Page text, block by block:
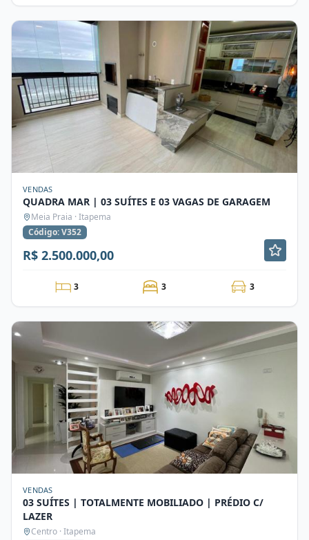
VENDAS
QUADRA MAR | 03 SUÍTES E 03 VAGAS DE GARAGEM
Meia Praia · Itapema
Código: V352
R$ 2.500.000,00
3 3 3
VENDAS
03 SUÍTES | TOTALMENTE MOBILIADO | PRÉDIO C/
LAZER
Centro · Itapema